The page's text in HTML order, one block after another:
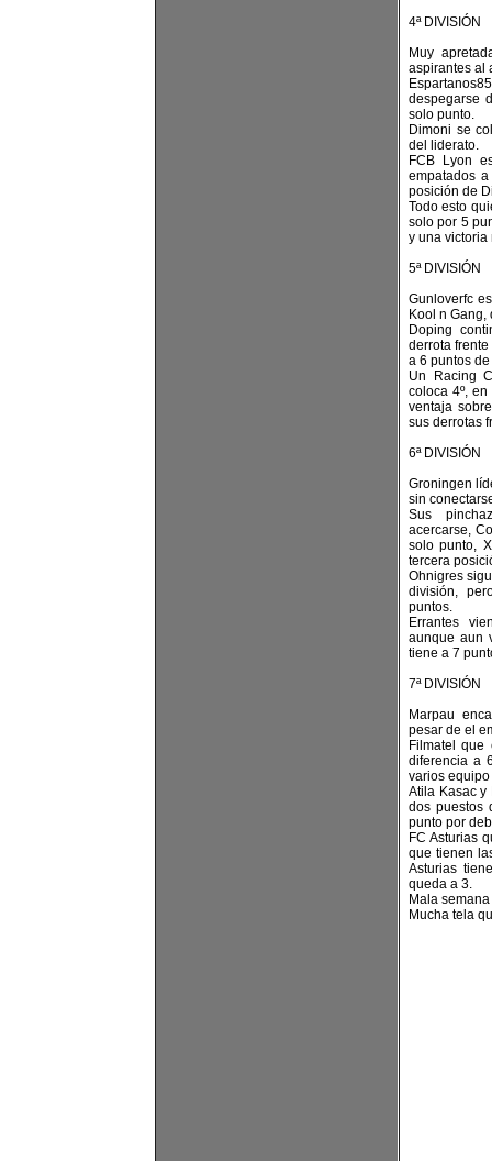
4ª DIVISIÓN
Muy
aspirantes al
despegarse
solo punto.
Dimoni se
del liderato.
FCB Lyon
empatados
posición de
Todo esto
solo por 5
y una victoria
5ª DIVISIÓN
Gunloverfc
Kool n Gang,
Doping
derrota
a 6 puntos
Un Racing
coloca 4º,
ventaja
sus derrotas
6ª DIVISIÓN
Groningen
sin
Sus
acercarse,
solo punto,
tercera
Ohnigres
división,
puntos.
Errantes
aunque aun
tiene a 7
7ª DIVISIÓN
Marpau
pesar de el
Filmatel
diferencia a
varios
Atila Kasac y
dos puestos
punto por
FC Asturias
que tienen
Asturias
queda a 3.
Mala
Mucha tela